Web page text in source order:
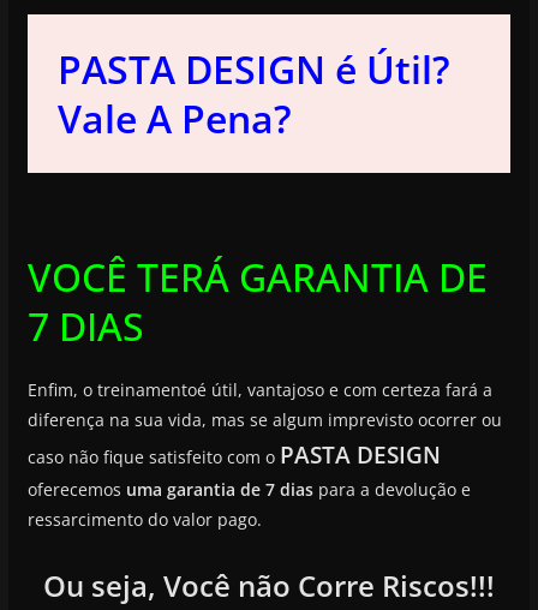
PASTA DESIGN é Útil?
Vale A Pena?
VOCÊ TERÁ GARANTIA DE
7 DIAS
Enfim, o treinamentoé útil, vantajoso e com certeza fará a
diferença na sua vida, mas se algum imprevisto ocorrer ou
caso não fique satisfeito com o PASTA DESIGN
oferecemos uma garantia de 7 diaspara a devolução e
ressarcimento do valor pago.
Ou seja, Você não Corre Riscos!!!